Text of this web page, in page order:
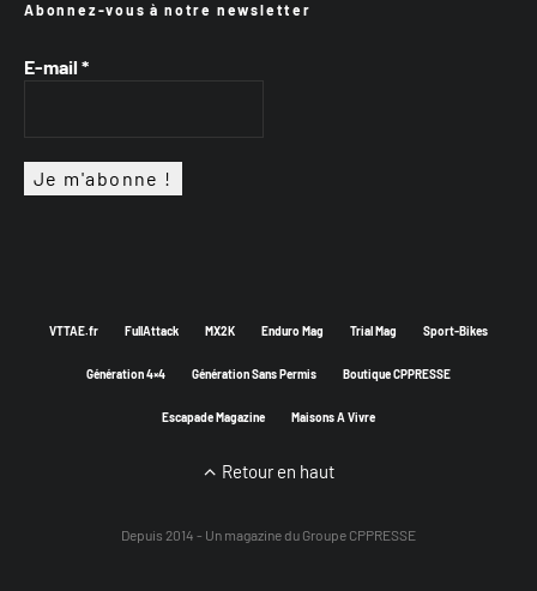
Abonnez-vous à notre newsletter
E-mail *
VTTAE.fr FullAttack MX2K Enduro Mag Trial Mag Sport-Bikes
Génération 4×4 Génération Sans Permis Boutique CPPRESSE
Escapade Magazine Maisons A Vivre
Retour en haut
Depuis 2014 - Un magazine du Groupe CPPRESSE